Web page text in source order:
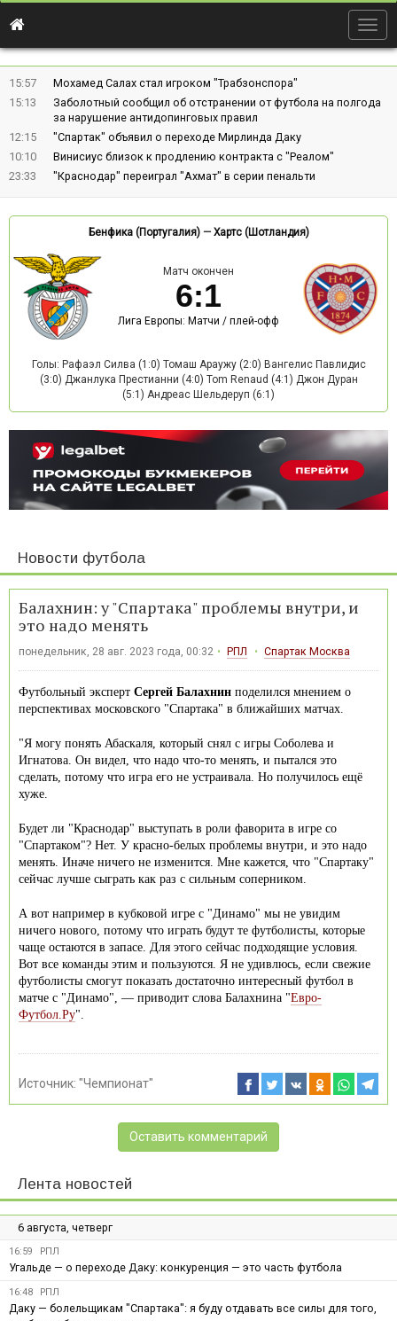
15:57
Мохамед Салах стал игроком "Трабзонспора"
15:13
Заболотный сообщил об отстранении от футбола на полгода
за нарушение антидопинговых правил
12:15
"Спартак" объявил о переходе Мирлинда Даку
10:10
Винисиус близок к продлению контракта с "Реалом"
23:33
"Краснодар" переиграл "Ахмат" в серии пенальти
Бенфика (Португалия)— Хартс (Шотландия)
Матч окончен
6:1
Лига Европы: Матчи / плей-офф
Голы: Рафаэл Силва (1:0) Томаш Араужу (2:0) Вангелис Павлидис
(3:0) Джанлука Престианни (4:0) Tom Renaud (4:1) Джон Дуран
(5:1) Андреас Шельдеруп (6:1)
Новости футбола
Балахнин: у "Спартака" проблемы внутри, и
это надо менять
понедельник, 28 авг. 2023 года, 00:32 РПЛ Спартак Москва
Футбольный эксперт Сергей Балахнин поделился мнением о
перспективах московского "Спартака" в ближайших матчах.
"Я могу понять Абаскаля, который снял с игры Соболева и
Игнатова. Он видел, что надо что-то менять, и пытался это
сделать, потому что игра его не устраивала. Но получилось ещё
хуже.
Будет ли "Краснодар" выступать в роли фаворита в игре со
"Спартаком"? Нет. У красно-белых проблемы внутри, и это надо
менять. Иначе ничего не изменится. Мне кажется, что "Спартаку"
сейчас лучше сыграть как раз с сильным соперником.
А вот например в кубковой игре с "Динамо" мы не увидим
ничего нового, потому что играть будут те футболисты, которые
чаще остаются в запасе. Для этого сейчас подходящие условия.
Вот все команды этим и пользуются. Я не удивлюсь, если свежие
футболисты смогут показать достаточно интересный футбол в
матче с "Динамо", — приводит слова Балахнина "Евро-
Футбол.Ру".
Источник: "Чемпионат"
Оставить комментарий
Лента новостей
6 августа, четверг
16:59 РПЛ
Угальде — о переходе Даку: конкуренция — это часть футбола
16:48 РПЛ
Даку — болельщикам "Спартака": я буду отдавать все силы для того,